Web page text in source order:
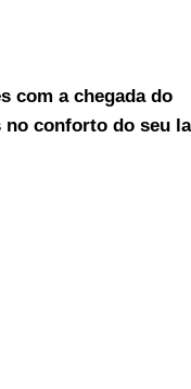
com a chegada do
conforto do seu